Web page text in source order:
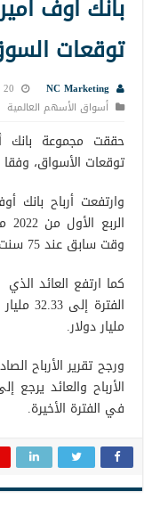
بانك أوف
توقعات
NC Marketing
20 أبريل, 2022 12:23 ص
أسواق الأسهم العالمية
حققت مجموعة بانك
توقعات الأسواق، وفقا
وقت سابق عند 75 سنت.
كما ارتفع العائد
مليار دولار.
ورجح تقرير الأرباح
الأرباح والعائد يرجع
في الفترة الأخيرة.